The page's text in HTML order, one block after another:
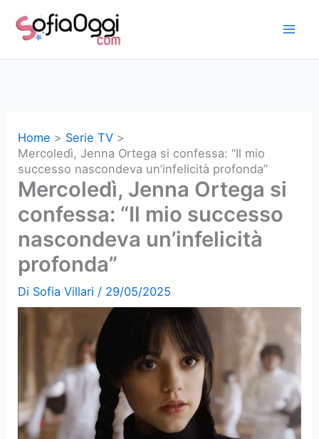
Home
Serie TV
Mercoledì, Jenna Ortega si confessa: “Il mio
successo nascondeva un’infelicità profonda”
Mercoledì, Jenna Ortega si
confessa: “Il mio successo
nascondeva un’infelicità
profonda”
Di Sofia Villari / 29/05/2025